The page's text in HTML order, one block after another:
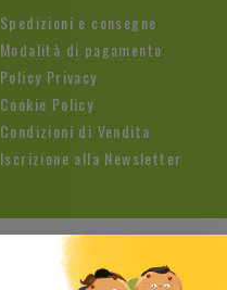
Spedizioni e consegne
Modalità di pagamento
Policy Privacy
Cookie Policy
Condizioni di Vendita
Iscrizione alla Newsletter